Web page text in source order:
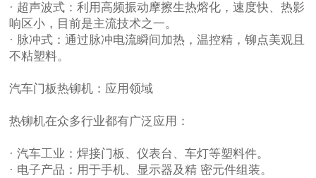
· 超声波式：利用高频振动摩擦生热熔化，速度快、热影
响区小，目前是主流技术之一。
· 脉冲式：通过脉冲电流瞬间加热，温控精，铆点美观且
不粘塑料。
汽车门板热铆机： 应用领域
热铆机在众多行业都有广泛应用：
· 汽车工业：焊接门板、仪表台、车灯等塑料件。
· 电子产品：用于手机、显示器及精 密元件组装。